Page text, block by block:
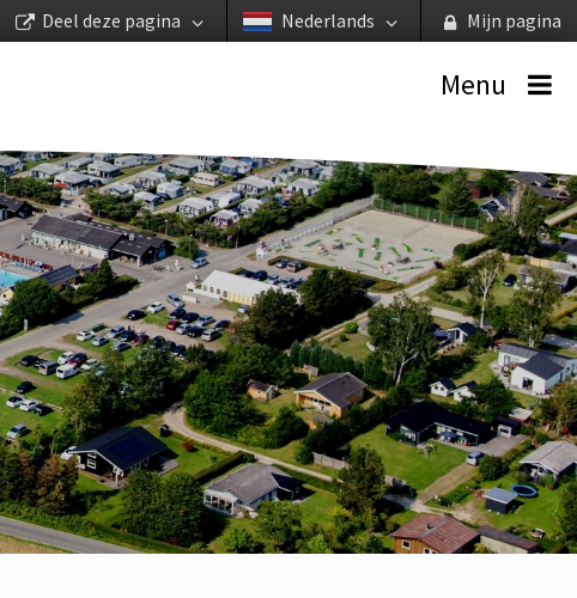
Mijn pagina
Nederlands
Deel deze pagina
Menu